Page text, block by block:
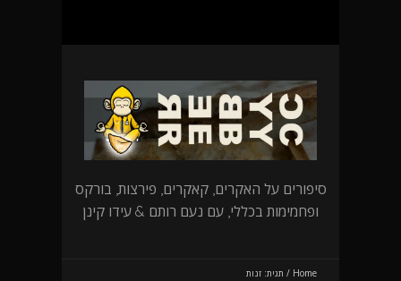
סיפורים על האקרים, קאקרים, פירצות, בורקס
ופחמימות בכללי, עם נעם רותם & עידו קינן
Home
/ תגית: זנות